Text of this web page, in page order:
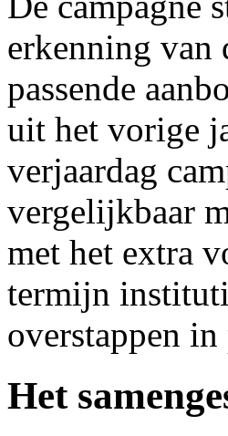
erkenning van
passende
uit het vorige
verjaardag
vergelijkbaar
met het extra
termijn
overstappen
Het